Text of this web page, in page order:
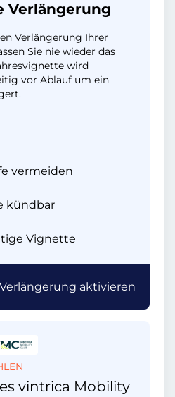
Verlängerung
Verlängerung Ihrer
Sie nie wieder das
wird
vor Ablauf um ein
vermeiden
kündbar
Vignette
aktivieren
vintrica Mobility